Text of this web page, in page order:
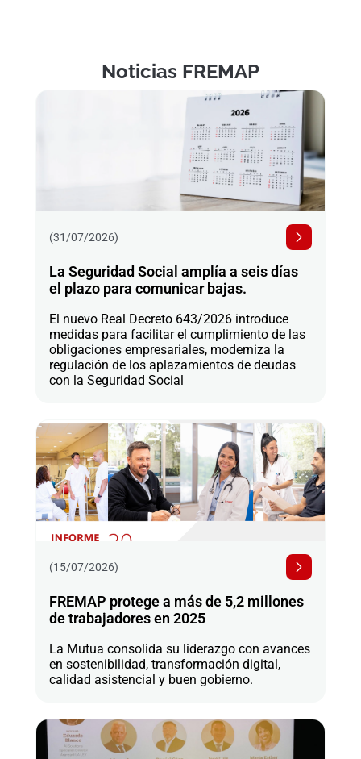
Noticias FREMAP
(31/07/2026)
La Seguridad Social amplía a seis días
el plazo para comunicar bajas.
El nuevo Real Decreto 643/2026 introduce
medidas para facilitar el cumplimiento de las
obligaciones empresariales, moderniza la
regulación de los aplazamientos de deudas
con la Seguridad Social
(15/07/2026)
FREMAP protege a más de 5,2 millones
de trabajadores en 2025
La Mutua consolida su liderazgo con avances
en sostenibilidad, transformación digital,
calidad asistencial y buen gobierno.